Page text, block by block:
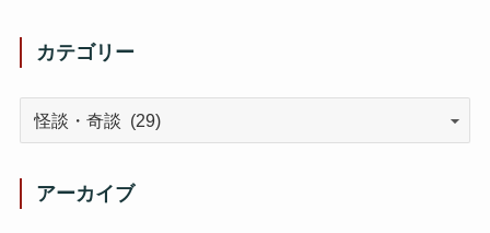
カテゴリー
アーカイブ